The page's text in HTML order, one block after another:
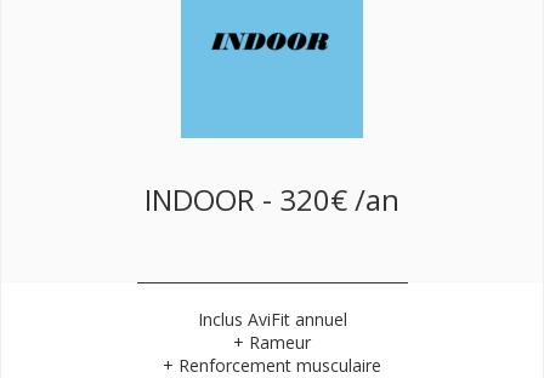
INDOOR - 320€ /an
Inclus AviFit annuel
+ Rameur
+ Renforcement musculaire